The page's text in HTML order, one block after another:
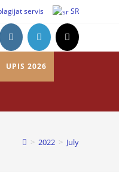
servis SR
UPIS 2026
> 2022 > July